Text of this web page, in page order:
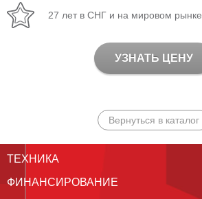
27 лет в СНГ и на мировом рынке
УЗНАТЬ ЦЕНУ
Вернуться в каталог
ТЕХНИКА
ФИНАНСИРОВАНИЕ